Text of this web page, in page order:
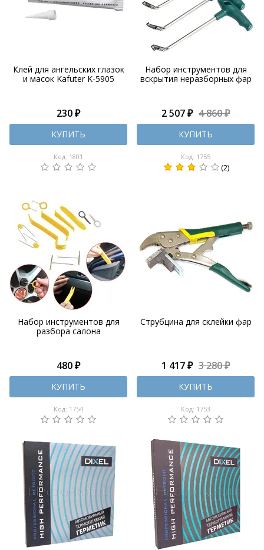
Клей для ангельских глазок
и масок Kafuter K-5905
230 ₽
КУПИТЬ
Код: 1801
Набор инструментов для
вскрытия неразборных фар
2 507 ₽ 4 860 ₽
КУПИТЬ
Код: 1755
(2)
Набор инструментов для
разбора салона
480 ₽
КУПИТЬ
Код: 1754
Струбцина для склейки фар
1 417 ₽ 3 280 ₽
КУПИТЬ
Код: 1753